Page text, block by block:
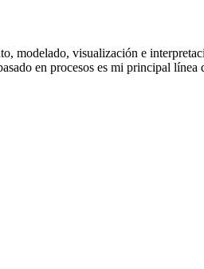
modelado, visualización e
en procesos es mi principal línea